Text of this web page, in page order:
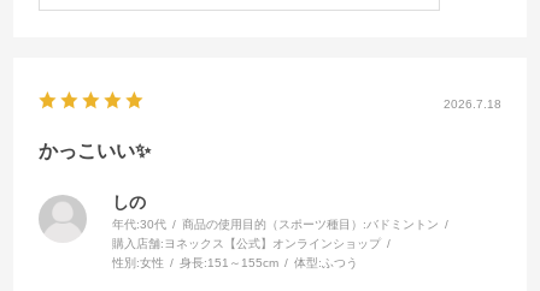
2026.7.18
かっこいい✨
しの
年代:30代 商品の使用目的（スポーツ種目）:バドミントン
購入店舗: ヨネックス【公式】オンラインショップ
性別:女性 身長:151～155cm 体型: ふつう